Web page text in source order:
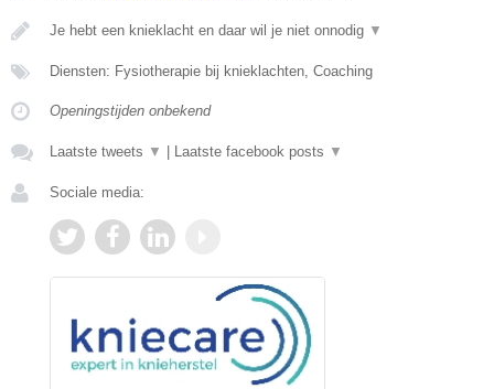
Je hebt een knieklacht en daar wil je niet onnodig ▼
Diensten: Fysiotherapie bij knieklachten, Coaching
Openingstijden onbekend
Laatste tweets ▼ Laatste facebook posts ▼
Sociale media: